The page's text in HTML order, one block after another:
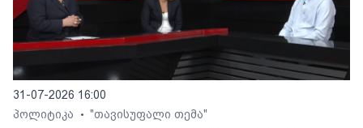
31-07-2026 16:00
პოლიტიკა
• "თავისუფალი თემა"